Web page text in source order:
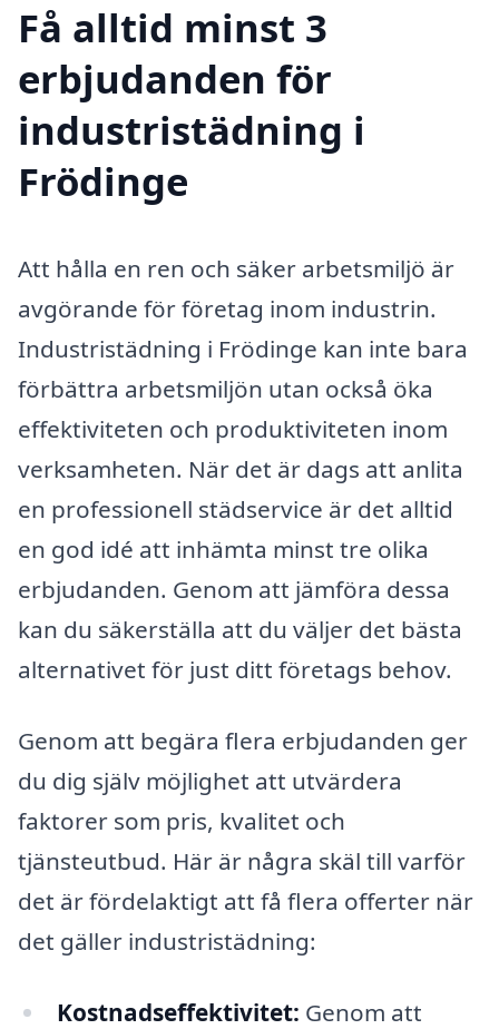
Få alltid minst 3
erbjudanden för
industristädning i
Frödinge
Att hålla en ren och säker arbetsmiljö är
avgörande för företag inom industrin.
Industristädning i Frödinge kan inte bara
förbättra arbetsmiljön utan också öka
effektiviteten och produktiviteten inom
verksamheten. När det är dags att anlita
en professionell städservice är det alltid
en god idé att inhämta minst tre olika
erbjudanden. Genom att jämföra dessa
kan du säkerställa att du väljer det bästa
alternativet för just ditt företags behov.
Genom att begära flera erbjudanden ger
du dig själv möjlighet att utvärdera
faktorer som pris, kvalitet och
tjänsteutbud. Här är några skäl till varför
det är fördelaktigt att få flera offerter när
det gäller industristädning:
Kostnadseffektivitet: Genom att